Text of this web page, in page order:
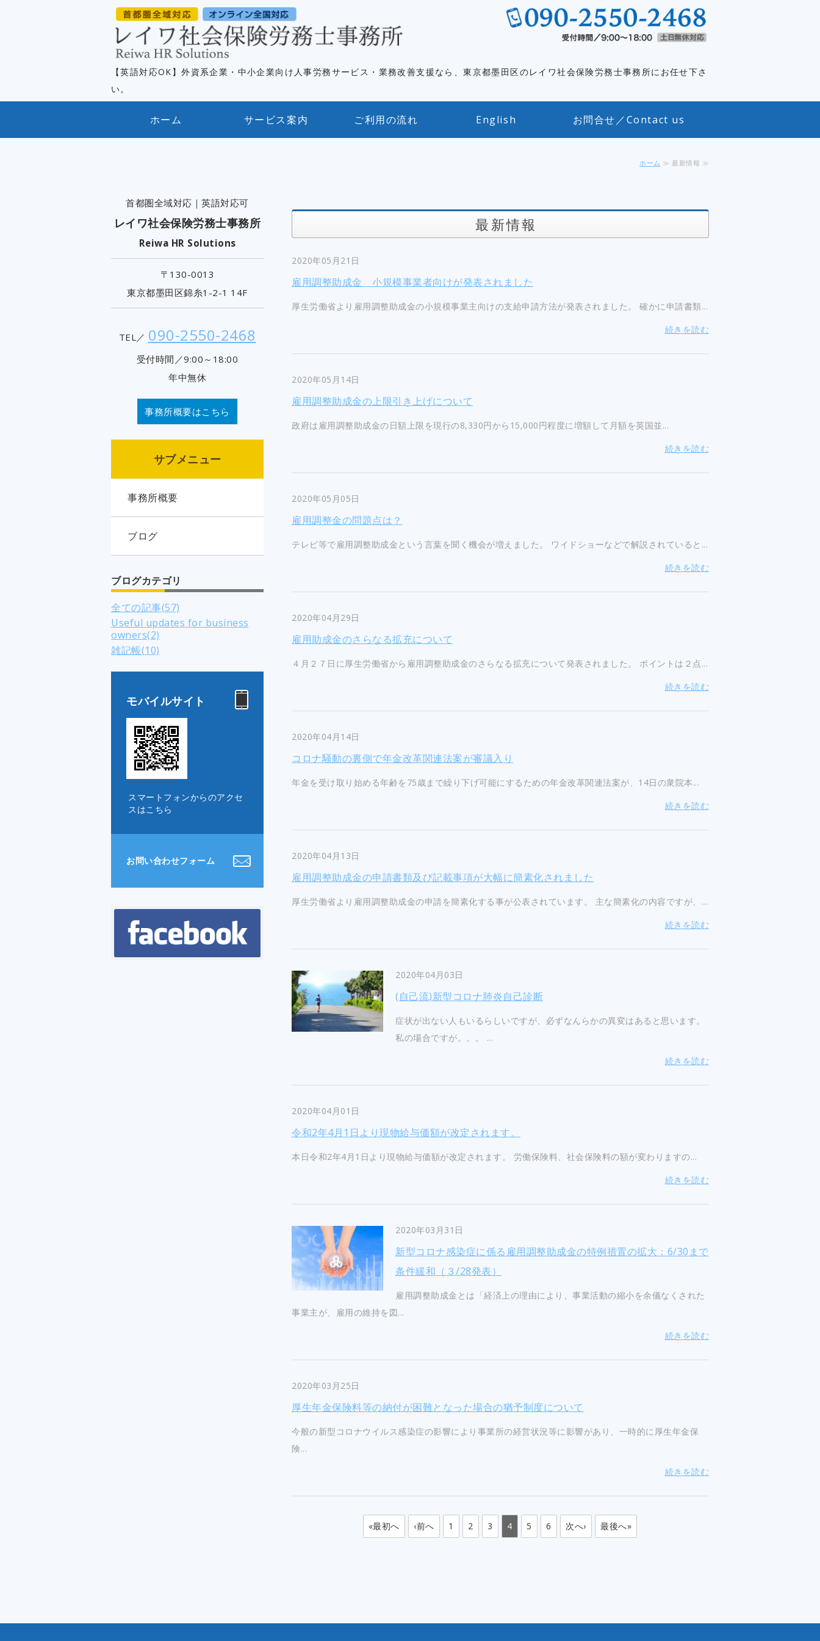
英語対応｜外資系企業特化｜元社長が社長をサ
【英語対応OK】外資系企業・中小企業向け人事労務サービス・業務改善支援なら、東京都墨田区のレイワ社会保険労務士事務所にお任せ下さ
い。
ホーム サービス案内 ご利用の流れ English お問合せ／Contact us
ホーム ≫ 最新情報 ≫
最新情報
2020年05月21日
雇用調整助成金 小規模事業者向けが発表されました
厚生労働省より雇用調整助成金の小規模事業主向けの支給申請方法が発表されました。 確かに申請書類...
続きを読む
2020年05月14日
雇用調整助成金の上限引き上げについて
政府は雇用調整助成金の日額上限を現行の8,330円から15,000円程度に増額して月額を英国並...
続きを読む
2020年05月05日
雇用調整金の問題点は？
テレビ等で雇用調整助成金という言葉を聞く機会が増えました。 ワイドショーなどで解説されていると...
続きを読む
2020年04月29日
雇用助成金のさらなる拡充について
４月２７日に厚生労働省から雇用調整助成金のさらなる拡充について発表されました。 ポイントは２点...
続きを読む
2020年04月14日
コロナ騒動の裏側で年金改革関連法案が審議入り
年金を受け取り始める年齢を75歳まで繰り下げ可能にするための年金改革関連法案が、14日の衆院本...
続きを読む
2020年04月13日
雇用調整助成金の申請書類及び記載事項が大幅に簡素化されました
厚生労働省より雇用調整助成金の申請を簡素化する事が公表されています。 主な簡素化の内容ですが、...
続きを読む
2020年04月03日
(自己流)新型コロナ肺炎自己診断
症状が出ない人もいるらしいですが、必ずなんらかの異変はあると思います。
私の場合ですが。。。 ...
続きを読む
2020年04月01日
令和2年4月1日より現物給与価額が改定されます。
本日令和2年4月1日より現物給与価額が改定されます。 労働保険料、社会保険料の額が変わりますの...
続きを読む
2020年03月31日
新型コロナ感染症に係る雇用調整助成金の特例措置の拡大：6/30まで
条件緩和（３/28発表）
雇用調整助成金とは「経済上の理由により、事業活動の縮小を余儀なくされた
事業主が、雇用の維持を図...
続きを読む
2020年03月25日
厚生年金保険料等の納付が困難となった場合の猶予制度について
今般の新型コロナウイルス感染症の影響により事業所の経営状況等に影響があり、一時的に厚生年金保
険...
続きを読む
«最初へ ‹前へ 1 2 3 4 5 6 次へ› 最後へ»
首都圏全域対応｜英語対応可
レイワ社会保険労務士事務所
Reiwa HR Solutions
〒130-0013
東京都墨田区錦糸1-2-1 14F
TEL／ 090-2550-2468
受付時間／9:00～18:00
年中無休
事務所概要はこちら
サブメニュー
事務所概要
ブログ
ブログカテゴリ
全ての記事(57)
Useful updates for business
owners(2)
雑記帳(10)
モバイルサイト
スマートフォンからのアクセ
スはこちら
お問い合わせフォーム